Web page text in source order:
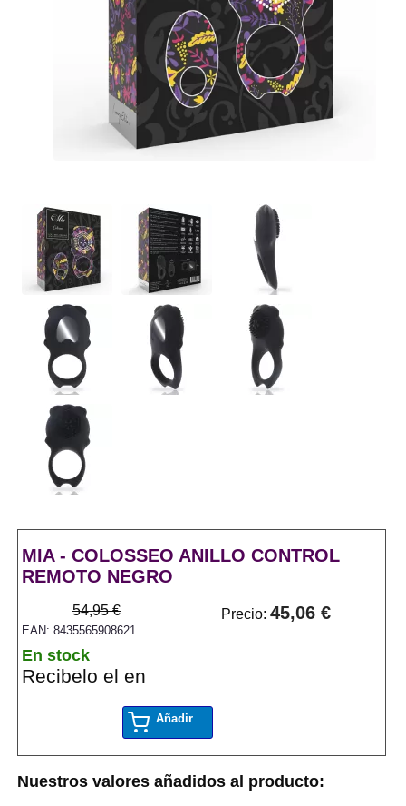
MIA - COLOSSEO ANILLO CONTROL
REMOTO NEGRO
Precio:45,06 €
54,95 €
EAN: 8435565908621
En stock
Recibelo el en
Añadir
Nuestros valores añadidos al producto: